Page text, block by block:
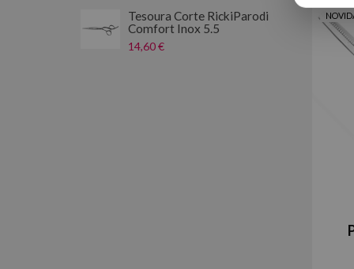
Tesoura Corte RickiParodi
Comfort Inox 5.5
14,60 €